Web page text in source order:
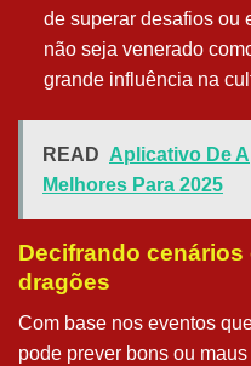
de superar desafios ou
não seja venerado
grande influência na
READ Aplicativo De
Melhores Para 2025
Decifrando
dragões
Com base nos eventos
pode prever bons ou